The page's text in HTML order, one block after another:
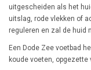
uitgescheiden als het
uitslag, rode vlekken of
reguleren en zal de huid
Een Dode Zee voetbad
koude voeten, opgezette